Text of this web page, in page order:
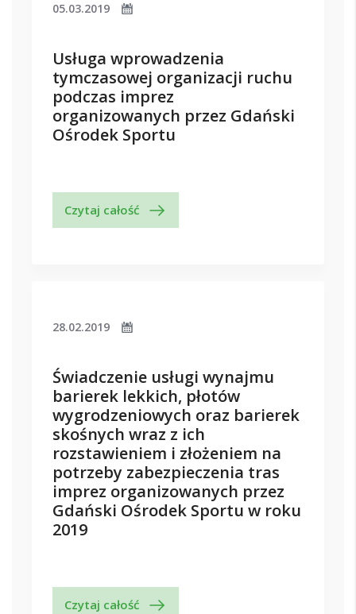
05.03.2019
Usługa wprowadzenia
tymczasowej organizacji ruchu
podczas imprez
organizowanych przez Gdański
Ośrodek Sportu
Czytaj całość
28.02.2019
Świadczenie usługi wynajmu
barierek lekkich, płotów
wygrodzeniowych oraz barierek
skośnych wraz z ich
rozstawieniem i złożeniem na
potrzeby zabezpieczenia tras
imprez organizowanych przez
Gdański Ośrodek Sportu w roku
2019
Czytaj całość